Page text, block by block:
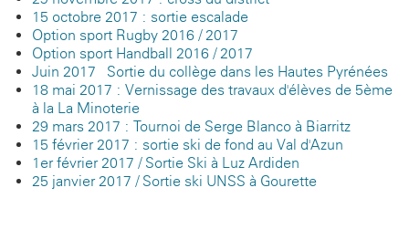
15 octobre 2017 : sortie escalade
Option sport Rugby 2016 / 2017
Option sport Handball 2016 / 2017
Juin 2017 - Sortie du collège dans les Hautes Pyrénées
18 mai 2017 : Vernissage des travaux d'élèves de 5ème
à la La Minoterie
29 mars 2017 : Tournoi de Serge Blanco à Biarritz
15 février 2017 : sortie ski de fond au Val d'Azun
1er février 2017 / Sortie Ski à Luz Ardiden
25 janvier 2017 / Sortie ski UNSS à Gourette